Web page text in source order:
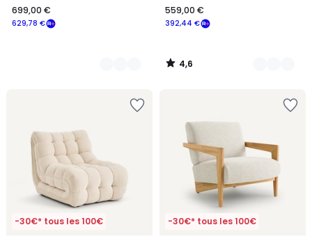
629,78 €
699,00 €
392,44 €
559,00 €
4,6
/
-30€* tous les 100€ -30€* tous les 100€